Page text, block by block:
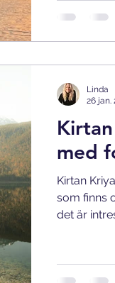
med
Kirtan
som finns
det är
Linda
26 jan.